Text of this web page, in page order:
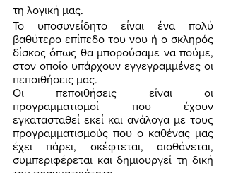
τη λογική μας.
Το υποσυνείδητο είναι ένα πολύ
βαθύτερο επίπεδο του νου ή ο σκληρός
δίσκος όπως θα μπορούσαμε να πούμε,
στον οποίο υπάρχουν εγγεγραμμένες οι
πεποιθήσεις μας.
Οι πεποιθήσεις είναι οι
προγραμματισμοί που έχουν
εγκατασταθεί εκεί και ανάλογα με τους
προγραμματισμούς που ο καθένας μας
έχει πάρει, σκέφτεται, αισθάνεται,
συμπεριφέρεται και δημιουργεί τη δική